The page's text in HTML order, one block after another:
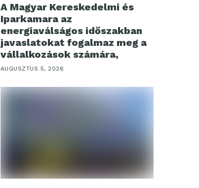
A Magyar Kereskedelmi és
Iparkamara az
energiaválságos időszakban
javaslatokat fogalmaz meg a
vállalkozások számára,
AUGUSZTUS 5, 2026